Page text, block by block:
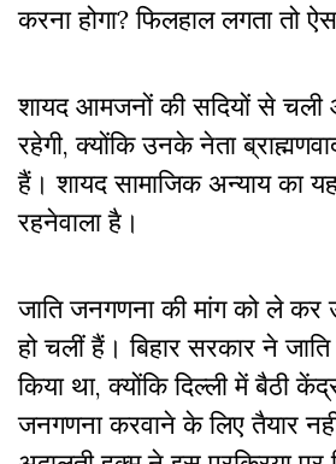
करना होगा? फिलहाल लगता तो
शायद आमजनों की सदियों से चली
रहेगी, क्योंकि उनके नेता
हैं। शायद सामाजिक अन्याय का
रहनेवाला है।
जाति जनगणना की मांग को ले कर
हो चलीं हैं। बिहार सरकार ने
किया था, क्योंकि दिल्ली में बैठी
जनगणना करवाने के लिए तैयार